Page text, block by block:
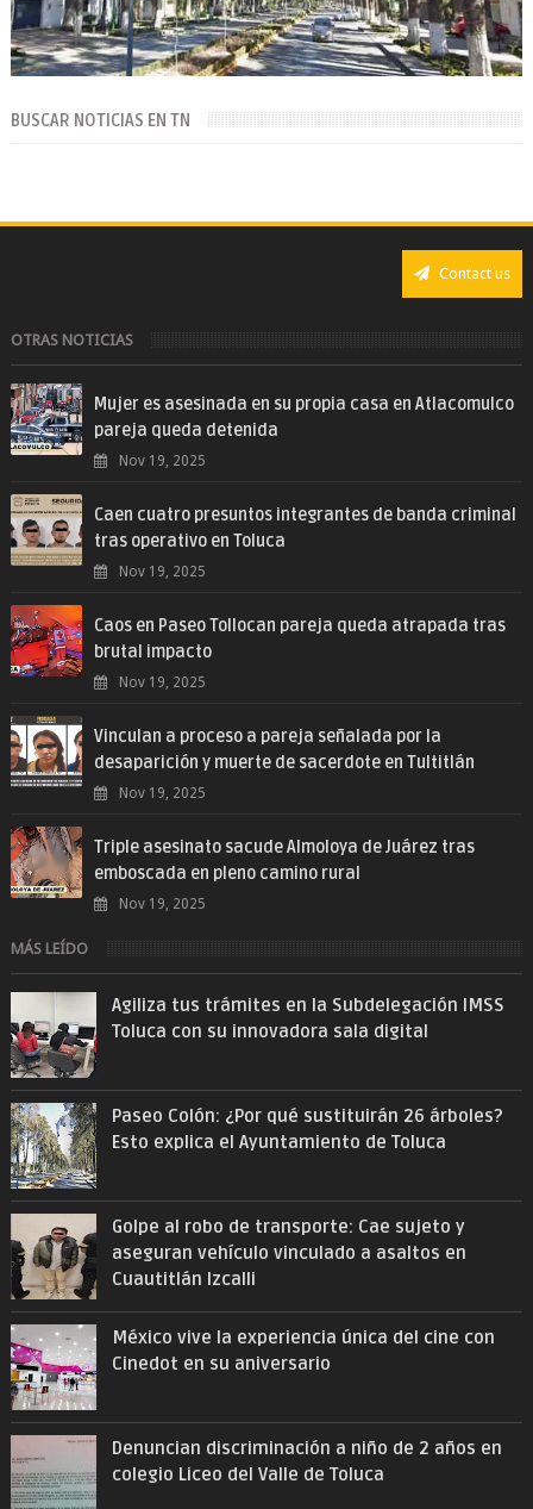
BUSCAR NOTICIAS EN TN
Contact us
OTRAS NOTICIAS
Mujer es asesinada en su propia casa en Atlacomulco
pareja queda detenida
Nov 19, 2025
Caen cuatro presuntos integrantes de banda criminal
tras operativo en Toluca
Nov 19, 2025
Caos en Paseo Tollocan pareja queda atrapada tras
brutal impacto
Nov 19, 2025
Vinculan a proceso a pareja señalada por la
desaparición y muerte de sacerdote en Tultitlán
Nov 19, 2025
Triple asesinato sacude Almoloya de Juárez tras
emboscada en pleno camino rural
Nov 19, 2025
MÁS LEÍDO
Agiliza tus trámites en la Subdelegación IMSS
Toluca con su innovadora sala digital
Paseo Colón: ¿Por qué sustituirán 26 árboles?
Esto explica el Ayuntamiento de Toluca
Golpe al robo de transporte: Cae sujeto y
aseguran vehículo vinculado a asaltos en
Cuautitlán Izcalli
México vive la experiencia única del cine con
Cinedot en su aniversario
Denuncian discriminación a niño de 2 años en
colegio Liceo del Valle de Toluca